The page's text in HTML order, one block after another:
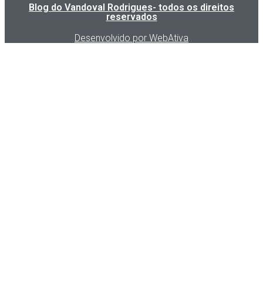
Blog do Vandoval Rodrigues- todos os direitos
reservados
Desenvolvido por WebAtiva